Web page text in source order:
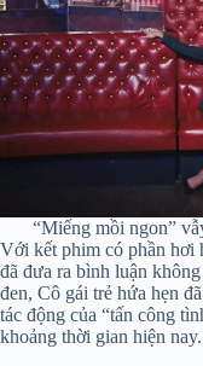
“Miếng mồi ngon”
Với kết phim có phần hơi
đã đưa ra bình luận
đen, Cô gái trẻ hứa hẹn
tác động của “tấn công
khoảng thời gian hiện nay.